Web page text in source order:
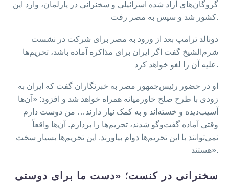
گروگان‌های آزاد شده اسرائیلی و سخنرانی در پارلمان، وارد این
کشور شد و سپس به مصر رفت.
دونالد ترامپ بعد از ورود به مصر برای شرکت در نشست
شرم‌الشیخ گفت اگر ایران برای مذاکره آماده باشد، تحریم‌ها
علیه آن را لغو خواهد کرد.
او در حضور رئیس‌جمهور مصر به خبرنگاران گفت که ایران به
زودی با طرح صلح خاورمیانه همراه خواهد شد و افزود: «آن‌ها
آسیب‌دیده و خسته‌اند و به کمک نیاز دارند… من دوست دارم
وقتی آماده گفت‌وگو شدند، تحریم‌ها را بردارم. آن‌ها واقعاً
نمی‌توانند با این تحریم‌ها دوام بیاورند. این تحریم‌ها بسیار سخت
هستند».
سخنرانی در کنست؛ «دست ما برای دوستی